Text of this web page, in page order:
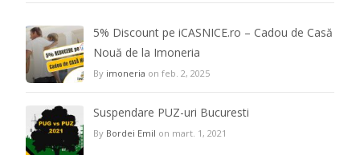
5% Discount pe iCASNICE.ro – Cadou de Casă
Nouă de la Imoneria
By imoneria on feb. 2, 2025
Suspendare PUZ-uri Bucuresti
By Bordei Emil on mart. 1, 2021